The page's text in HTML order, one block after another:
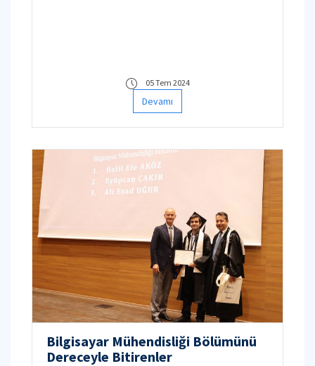
05 Tem 2024
Devamı
Bilgisayar Mühendisliği Bölümünü
Dereceyle Bitirenler